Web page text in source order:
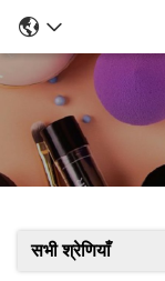
सभी श्रेणियाँ